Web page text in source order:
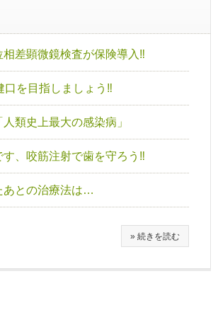
差顕微鏡検査が保険導入‼
口を目指しましょう‼
類史上最大の感染病」
す、咬筋注射で歯を守ろう‼
あとの治療法は…
» 続きを読む